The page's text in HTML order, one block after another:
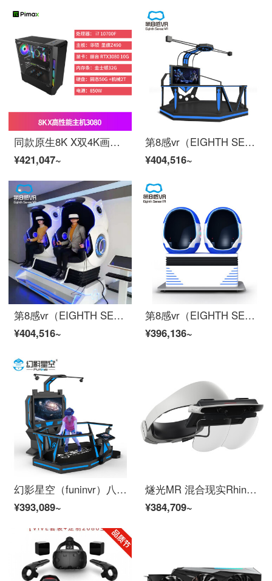
同款原生8K X双4K画质 VR智能眼镜 超清3D虚拟现实头盔 体感游戏机 8K X高性能主机(RTX3080)
¥421,047~
第8感vr（EIGHTH SENSE VR）vr捍卫者1.0 vr多人对战互动平台 vr射击体感游戏机设备一体机全套
¥404,516~
第8感vr（EIGHTH SENSE VR）vr双人蛋椅座椅 vr设备一套体验馆全套 vr体感游戏机大型一体机过山车
¥404,516~
第8感vr（EIGHTH SENSE VR）双座蛋椅加特效 vr双人蛋椅座椅 vr体验馆设备全套一体机
¥396,136~
幻影星空（funinvr）八度空间 vr虚拟现实设备 HD2
¥393,089~
燧光MR 混合现实RhinoX全息投影 头戴智能眼镜MR多人协作多人互动 白色
¥384,709~